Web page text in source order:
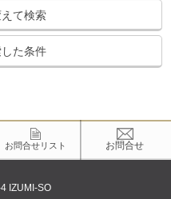
て検索
た条件
お問合せリスト お問合せ
IZUMI-SO